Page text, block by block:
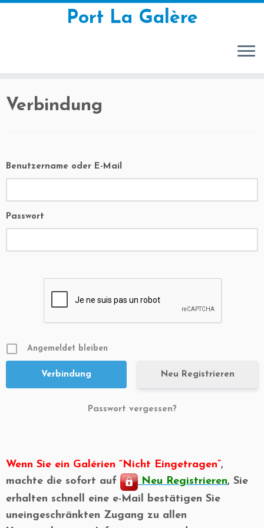
Inhalt
Port La Galère
Verbindung
Benutzername oder E-Mail
Passwort
Angemeldet bleiben
Neu Registrieren
Passwort vergessen?
Wenn Sie ein Galérien “Nicht Eingetragen”,
machte die sofort auf
Neu Registrieren, Sie
erhalten schnell eine e-Mail bestätigen Sie
uneingeschränkten Zugang zu allen